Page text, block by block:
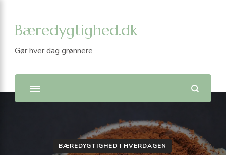
Bæredygtighed.dk
Gør hver dag grønnere
BÆREDYGTIGHED I HVERDAGEN